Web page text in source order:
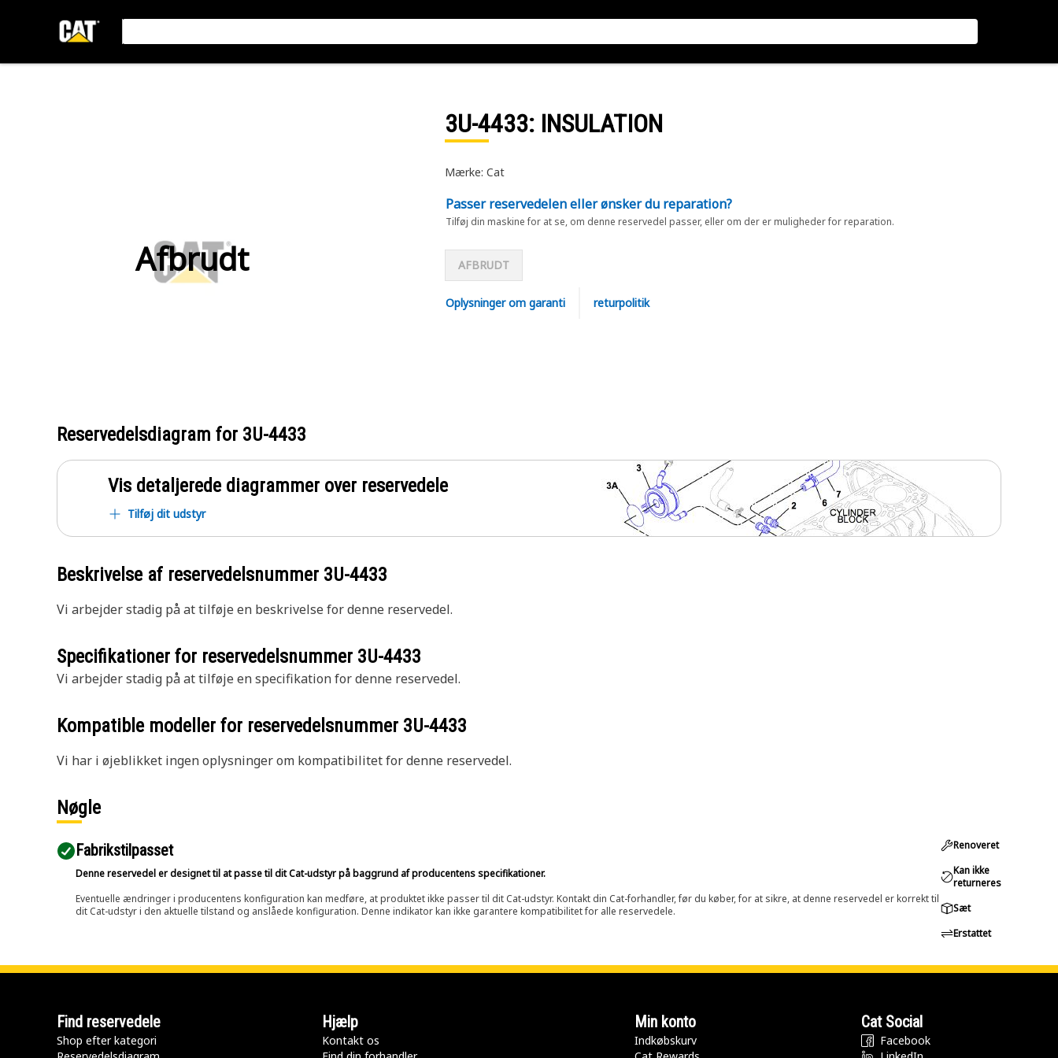
Afbrudt
3U-4433: INSULATION
Mærke: Cat
Passer reservedelen eller ønsker du reparation?
Tilføj din maskine for at se, om denne reservedel passer, eller om der er muligheder for reparation.
AFBRUDT
Oplysninger om garanti returpolitik
Reservedelsdiagram for 3U-4433
Vis detaljerede diagrammer over reservedele
Tilføj dit udstyr
Beskrivelse af reservedelsnummer 3U-4433
Vi arbejder stadig på at tilføje en beskrivelse for denne reservedel.
Specifikationer for reservedelsnummer 3U-4433
Vi arbejder stadig på at tilføje en specifikation for denne reservedel.
Kompatible modeller for reservedelsnummer 3U-4433
Vi har i øjeblikket ingen oplysninger om kompatibilitet for denne reservedel.
Nøgle
Fabrikstilpasset
Denne reservedel er designet til at passe til dit Cat-udstyr på baggrund af producentens specifikationer.
Eventuelle ændringer i producentens konfiguration kan medføre, at produktet ikke passer til dit Cat-udstyr. Kontakt din Cat-forhandler, før du køber, for at sikre, at denne reservedel er korrekt til
dit Cat-udstyr i den aktuelle tilstand og anslåede konfiguration. Denne indikator kan ikke garantere kompatibilitet for alle reservedele.
Renoveret
Kan ikke
returneres
Sæt
Erstattet
Find reservedele
Shop efter kategori
Hjælp
Kontakt os
Min konto
Indkøbskurv
Cat Social
Facebook